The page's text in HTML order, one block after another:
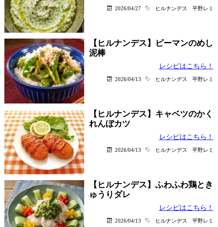
2026/04/27 ヒルナンデス 平野レミ
【ヒルナンデス】ピーマンのめし
泥棒
レシピはこちら！
2026/04/13 ヒルナンデス 平野レミ
【ヒルナンデス】キャベツのかく
れんぼカツ
レシピはこちら！
2026/04/13 ヒルナンデス 平野レミ
【ヒルナンデス】ふわふわ鶏とき
ゅうりダレ
レシピはこちら！
2026/04/13 ヒルナンデス 平野レミ